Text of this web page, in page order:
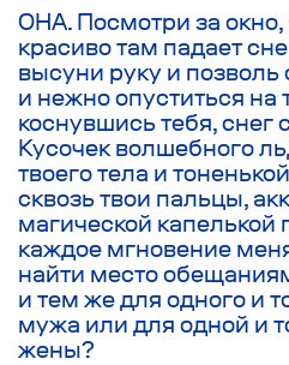
ОНА. Посмотри за
красиво там падает
высуни руку и
и нежно опуститься на
коснувшись тебя, снег
Кусочек волшебного
твоего тела и
сквозь твои пальцы,
магической
каждое мгновение
найти место
и тем же для одного и
мужа или для одной и
жены?